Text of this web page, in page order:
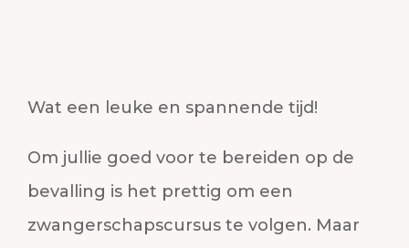
Wat een leuke en spannende tijd!
Om jullie goed voor te bereiden op de
bevalling is het prettig om een
zwangerschapscursus te volgen. Maar